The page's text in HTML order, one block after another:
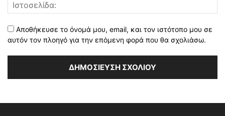
Αποθήκευσε το όνομά μου, email, και τον ιστότοπο μου σε
αυτόν τον πλοηγό για την επόμενη φορά που θα σχολιάσω.